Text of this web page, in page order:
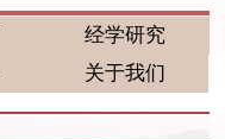
经学研究
关于我们